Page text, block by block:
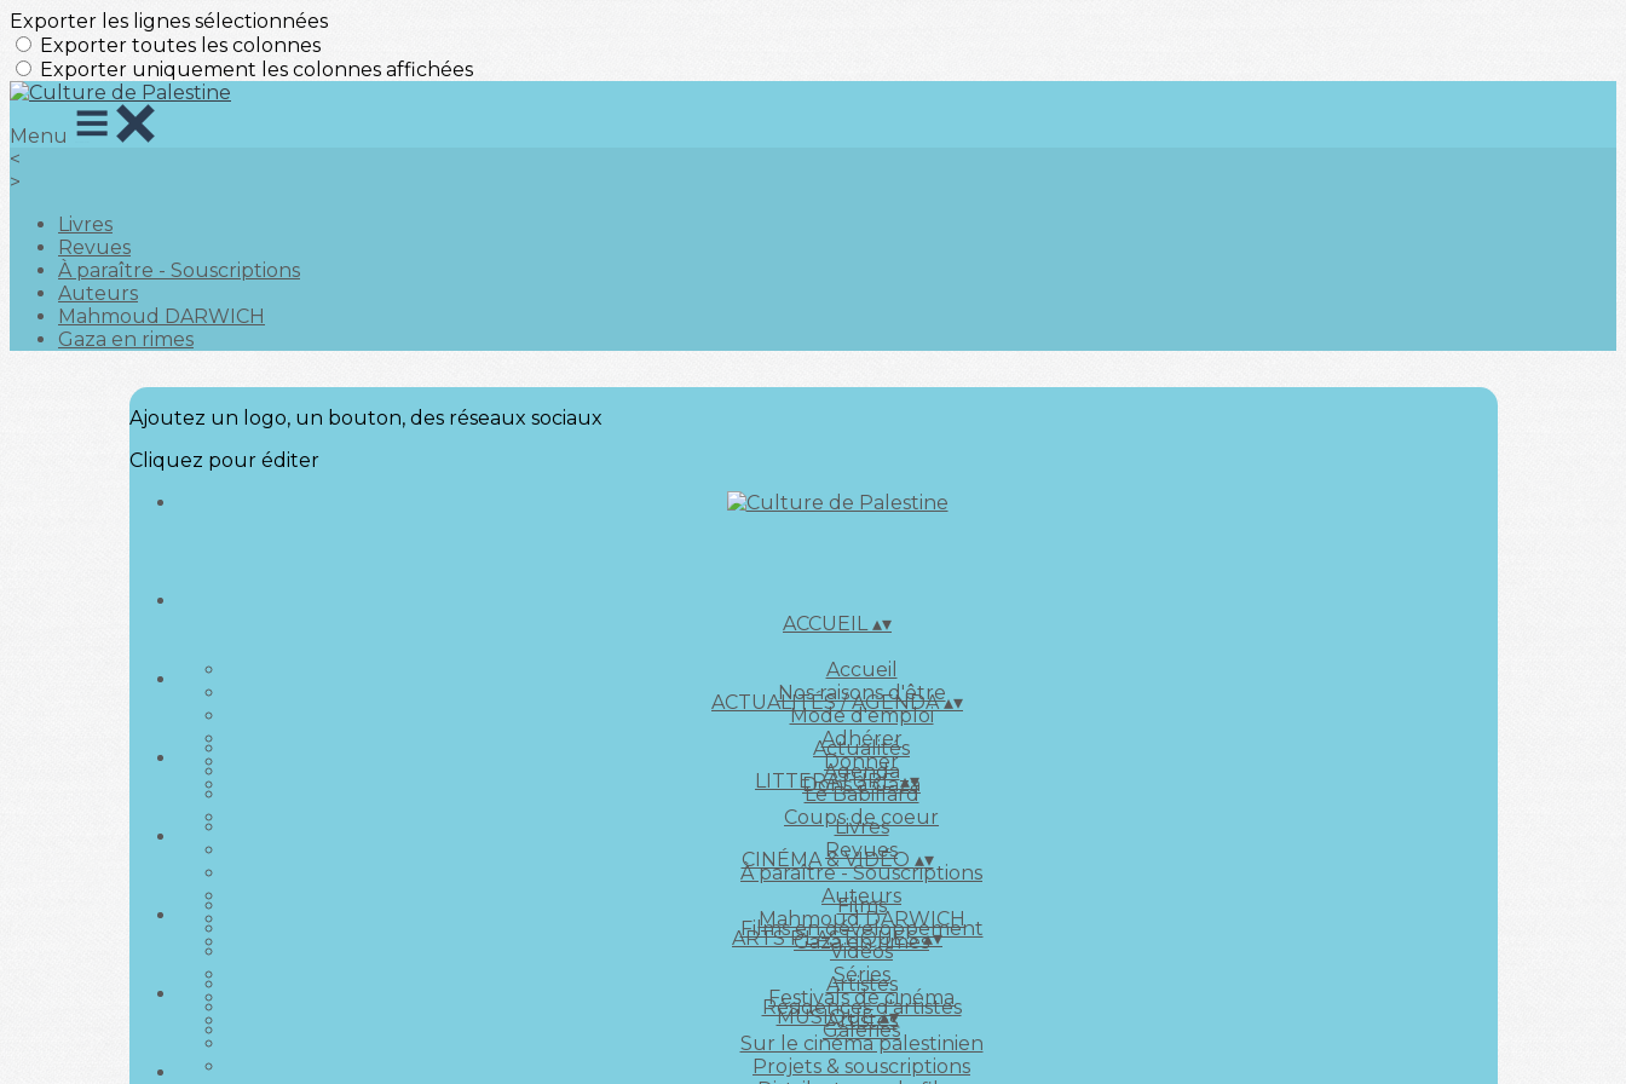
Exporter les lignes sélectionnées
Exporter toutes les colonnes
Exporter uniquement les colonnes affichées
Menu
<
>
Livres
Revues
À paraître - Souscriptions
Auteurs
Mahmoud DARWICH
Gaza en rimes
Ajoutez un logo, un bouton, des réseaux sociaux
Cliquez pour éditer
ACCUEIL▴▾
Accueil
Nos raisons d'être
Mode d'emploi
Adhérer
Donner
Dons à Gaza
ACTUALITÉS / AGENDA▴▾
Actualités
Agenda
Le Babillard
Coups de coeur
LITTERATURE▴▾
Livres
Revues
À paraître - Souscriptions
Auteurs
Mahmoud DARWICH
Gaza en rimes
CINÉMA & VIDÉO ▴▾
Films
Films en développement
Vidéos
Séries
Festivals de cinéma
Artistes
Sur le cinéma palestinien
Projets & souscriptions
ARTS PLASTIQUES▴▾
Artistes
Résidences d'artistes
Galeries
MUSIQUE▴▾